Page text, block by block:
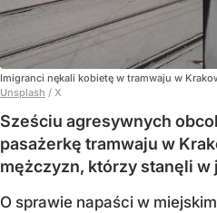
Imigranci nękali kobietę w tramwaju w
Unsplash / X
Sześciu agresywnych
pasażerkę tramwaju w
mężczyzn, którzy stanęli w
O sprawie napaści w